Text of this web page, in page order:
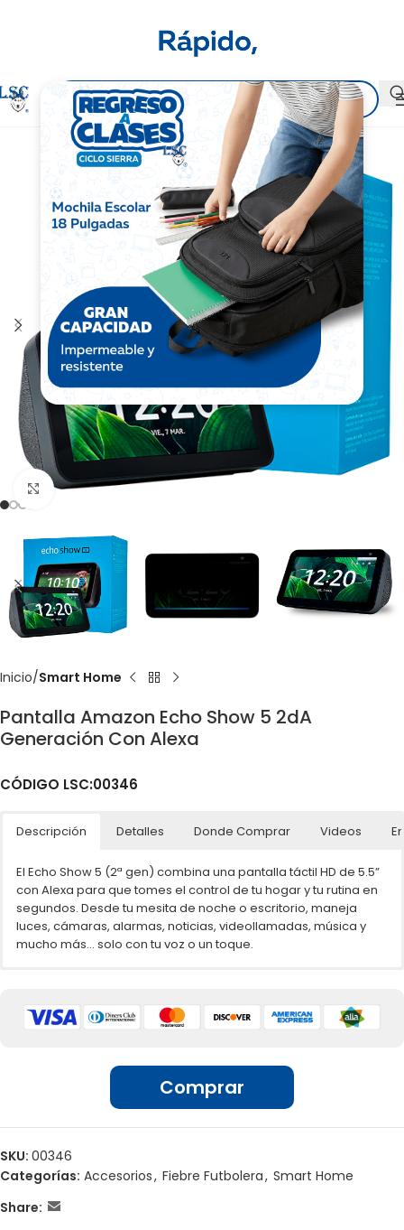
Click to enlarge
Inicio Smart Home
Pantalla Amazon Echo Show 5 2dA
Generación Con Alexa
CÓDIGO LSC:00346
Descripción Detalles Donde Comprar Videos
El Echo Show 5 (2ª gen) combina una pantalla táctil HD de 5.5”
con Alexa para que tomes el control de tu hogar y tu rutina en
segundos. Desde tu mesita de noche o escritorio, maneja
luces, cámaras, alarmas, noticias, videollamadas, música y
mucho más… solo con tu voz o un toque.
Controla tu casa inteligente con comandos simples.
Consulta el clima, agenda, noticias o tráfico en tiempo
Reproduce tus series, películas o música favoritas.
Convierte tu pantalla en un marco digital para tus
mejores recuerdos.
Comprar
SKU: 00346
Categorías: Accesorios, Fiebre Futbolera, Smart Home
Share: